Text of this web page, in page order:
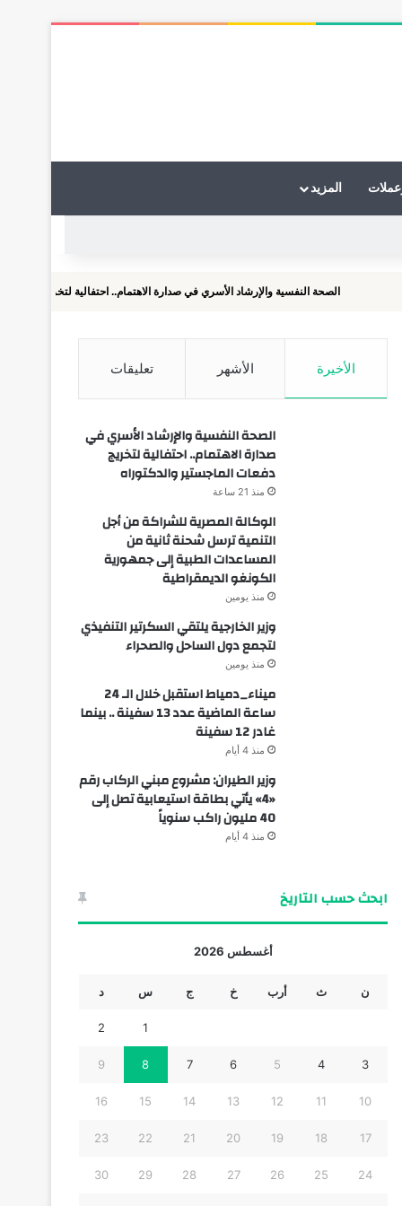
المزيد
الصحة النفسية والإرشاد الأسري في صدارة الاهتمام.. احتفالية لتخريج دفعات الماجستير
الأخيرة الأشهر تعليقات
الصحة النفسية والإرشاد الأسري في
صدارة الاهتمام.. احتفالية لتخريج
دفعات الماجستير والدكتوراه
منذ 21 ساعة
الوكالة المصرية للشراكة من أجل
التنمية ترسل شحنة ثانية من
المساعدات الطبية إلى جمهورية
الكونغو الديمقراطية
منذ يومين
وزير الخارجية يلتقي السكرتير التنفيذي
لتجمع دول الساحل والصحراء
منذ يومين
ميناء_دمياط استقبل خلال الـ 24
ساعة الماضية عدد 13 سفينة .. بينما
غادر 12 سفينة
منذ 4 أيام
وزير الطيران: مشروع مبني الركاب رقم
«4» يأتي بطاقة استيعابية تصل إلى
40 مليون راكب سنوياً
منذ 4 أيام
ابحث حسب التاريخ
أغسطس 2026
ن ث أرب خ ج س د
1
2
3
4
5
6
7
8
9
10
11
12
13
14
15
16
17
18
19
20
21
22
23
24
25
26
27
28
29
30